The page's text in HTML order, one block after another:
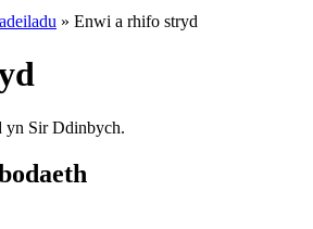
» Enwi a rhifo stryd
yn Sir Ddinbych.